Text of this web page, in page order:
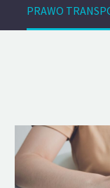
PRAWO